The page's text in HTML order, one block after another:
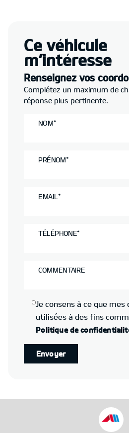
Ce véhicule
m’intéresse
Renseignez vos
Complétez un maximum de
réponse plus pertinente.
NOM*
PRÉNOM*
EMAIL*
TÉLÉPHONE*
COMMENTAIRE
Je consens à ce que
utilisées à des fins
Politique de
Envoyer